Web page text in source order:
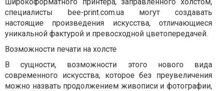
специалисты bee-print.com.ua могут создавать
настоящие произведения искусства, отличающиеся
уникальной фактурой и превосходной цветопередачей.
Возможности печати на холсте
В сущности, возможности этого нового вида
современного искусства, которое без преувеличения
можно назвать продолжением живописи и фотографии,